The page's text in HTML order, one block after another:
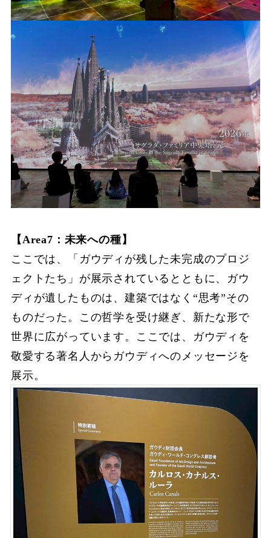
【Area7：未来への種】
ここでは、「ガウディが残した未完成のプロジ
ェクトたち」が展示されているとともに、ガウ
ディが遺したものは、建築ではなく“思考”その
ものだった。この哲学を受け継ぎ、新たな形で
世界に広がっています。ここでは、ガウディを
敬愛する著名人からガウディへのメッセージを
展示。